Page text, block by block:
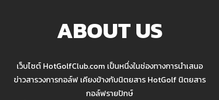
ABOUT US
เว็บไซต์ HotGolfClub.com เป็นหนึ่งในช่องทางการนำเสนอ
ข่าวสารวงการกอล์ฟ เคียงข้างกับนิตยสาร HotGolf นิตยสาร
กอล์ฟรายปักษ์